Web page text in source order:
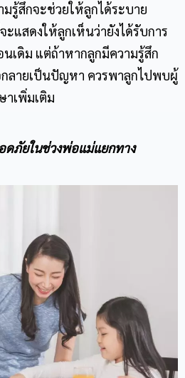
รู้สึกจะช่วยให้ลูกได้ระบาย
แสดงให้ลูกเห็นว่ายังได้รับการ
เดิม แต่ถ้าหากลูกมีความรู้สึก
ลายเป็นปัญหา ควรพาลูกไปพบผู้
เพิ่มเติม
ภัยในช่วงพ่อแม่แยกทาง